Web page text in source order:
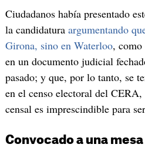
Ciudadanos había presentado
la candidatura argumentando
Girona, sino en Waterloo, como
en un documento judicial
pasado; y que, por lo tanto, se
en el censo electoral del
censal es imprescindible para
Convocado a una mesa